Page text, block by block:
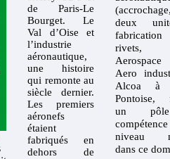
de Paris-Le
Bourget. Le
Val d’Oise et
l’industrie
aéronautique,
une histoire
qui remonte au
siècle dernier.
Les premiers
aéronefs
étaient
fabriqués en
dehors de
deux
Aero
Alcoa à
Pontoise,
un
niveau
dans ce